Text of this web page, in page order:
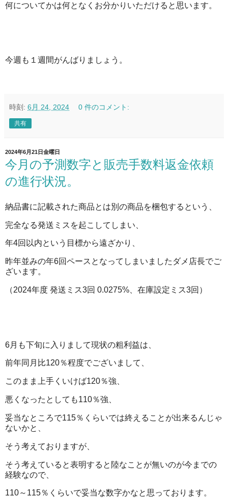
何についてかは何となくお分かりいただけると思います。
今週も１週間がんばりましょう。
時刻: 6月 24, 2024 0 件のコメント:
共有
2024年6月21日金曜日
今月の予測数字と販売手数料返金依頼
の進行状況。
納品書に記載された商品とは別の商品を梱包するという、
完全なる発送ミスを起こしてしまい、
年4回以内という目標から遠ざかり、
昨年並みの年6回ペースとなってしまいましたダメ店長でご
ざいます。
（2024年度 発送ミス3回 0.0275%、在庫設定ミス3回）
6月も下旬に入りまして現状の粗利益は、
前年同月比120％程度でございまして、
このまま上手くいけば120％強、
悪くなったとしても110％強、
妥当なところで115％くらいでは終えることが出来るんじゃ
ないかと、
そう考えておりますが、
そう考えていると表明すると陸なことが無いのが今までの
経験なので、
110～115％くらいで妥当な数字かなと思っております。